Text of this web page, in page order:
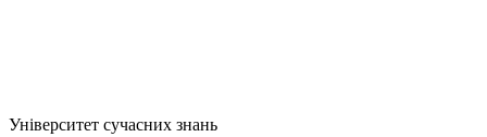
Університет сучасних знань